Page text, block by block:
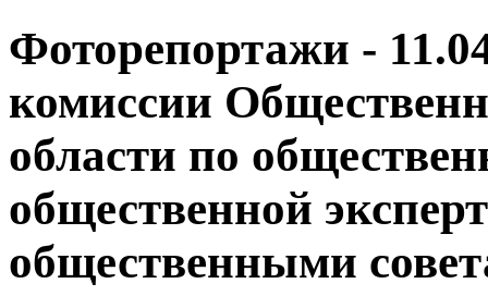
Фоторепортажи -
комиссии
области по
общественной
общественными